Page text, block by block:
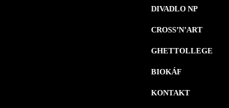
DIVADLO NP
CROSS’N’ART
GHETTOLLEGE
BIOKÁF
KONTAKT